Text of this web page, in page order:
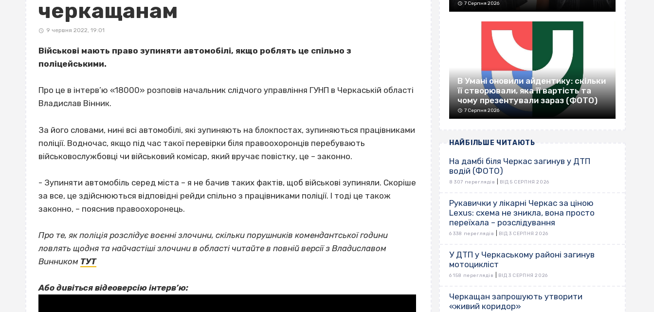
черкащанам
9 червня 2022, 19:01
Військові мають право зупиняти автомобілі, якщо роблять це спільно з
поліцейськими.
Про це в інтерв’ю «18000» розповів начальник слідчого управління ГУНП в Черкаській області
Владислав Вінник.
За його словами, нині всі автомобілі, які зупиняють на блокпостах, зупиняються працівниками
поліції. Водночас, якщо під час такої перевірки біля правоохоронців перебувають
військовослужбовці чи військовий комісар, який вручає повістку, це – законно.
- Зупиняти автомобіль серед міста – я не бачив таких фактів, щоб військові зупиняли. Скоріше
за все, це здійснюються відповідні рейди спільно з працівниками поліції. І тоді це також
законно, – пояснив правоохоронець.
Про те, як поліція розслідує воєнні злочини, скільки порушників комендантської години
ловлять щодня та найчастіші злочини в області читайте в повній версії з Владиславом
Винником ТУТ
Або дивіться відеоверсію інтерв’ю:
7 Серпня 2026
В Умані оновили айдентику: скільки
її створювали, яка її вартість та
чому презентували зараз (ФОТО)
7 Серпня 2026
НАЙБІЛЬШЕ ЧИТАЮТЬ
На дамбі біля Черкас загинув у ДТП
водій (ФОТО)
8 307 переглядів ВІД 5 СЕРПНЯ 2026
Рукавички у лікарні Черкас за ціною
Lexus: схема не зникла, вона просто
переїхала – розслідування
6 338 переглядів ВІД 3 СЕРПНЯ 2026
У ДТП у Черкаському районі загинув
мотоцикліст
6 158 переглядів ВІД 3 СЕРПНЯ 2026
Черкащан запрошують утворити
«живий коридор»